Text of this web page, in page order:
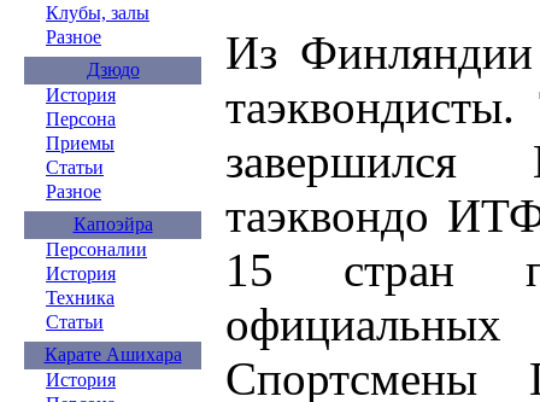
Клубы, залы
Разное
Дзюдо
История
Персона
Приемы
Статьи
Разное
Капоэйра
Персоналии
История
Техника
Статьи
Карате Ашихара
История
Из Финляндии
таэквондо
15 стран
Спортсмены